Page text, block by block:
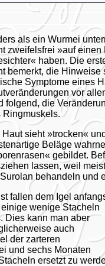
als ein Wurmei
zweifelsfrei »auf
haben. Die
bemerkt, die Hinweise
Symptome eines
vor
folgend, die
Ringmuskels.
Haut sieht »trocken«
Beläge
gebildet.
lassen, weil
behandeln und
fallen dem Igel
wenige Stacheln
Dies kann man aber
auch
der zarteren
und sechs Monaten
ersetzt zu